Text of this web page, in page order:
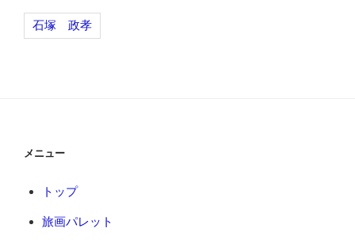
シ
ョ
石塚 政孝
メニュー
トップ
旅画パレット